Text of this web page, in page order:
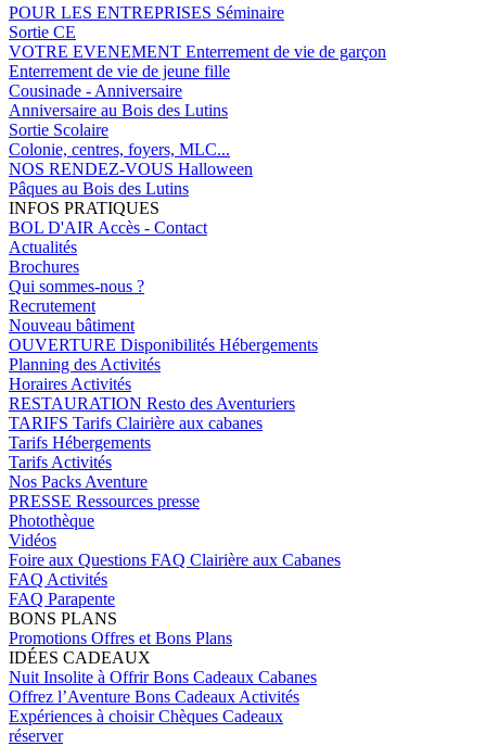
POUR LES ENTREPRISES Séminaire
Sortie CE
VOTRE EVENEMENT Enterrement de vie de garçon
Enterrement de vie de jeune fille
Cousinade - Anniversaire
Anniversaire au Bois des Lutins
Sortie Scolaire
Colonie, centres, foyers, MLC...
NOS RENDEZ-VOUS Halloween
Pâques au Bois des Lutins
INFOS PRATIQUES
BOL D'AIR Accès - Contact
Actualités
Brochures
Qui sommes-nous ?
Recrutement
Nouveau bâtiment
OUVERTURE Disponibilités Hébergements
Planning des Activités
Horaires Activités
RESTAURATION Resto des Aventuriers
TARIFS Tarifs Clairière aux cabanes
Tarifs Hébergements
Tarifs Activités
Nos Packs Aventure
PRESSE Ressources presse
Photothèque
Vidéos
Foire aux Questions FAQ Clairière aux Cabanes
FAQ Activités
FAQ Parapente
BONS PLANS
Promotions Offres et Bons Plans
IDÉES CADEAUX
Nuit Insolite à OffrirBons Cadeaux Cabanes
Offrez l’Aventure Bons Cadeaux Activités
Expériences à choisirChèques Cadeaux
réserver